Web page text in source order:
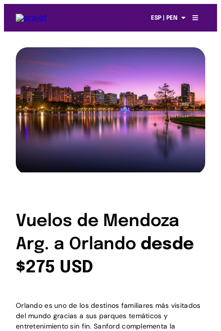
ESP | PEN
Vuelos de Mendoza
Arg. a Orlando desde
$275 USD
Orlando es uno de los destinos familiares más visitados
del mundo gracias a sus parques temáticos y
entretenimiento sin fin. Sanford complementa la